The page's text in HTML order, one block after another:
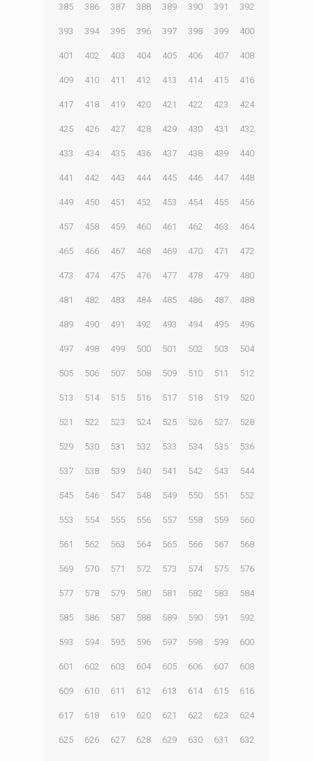
385 386 387 388 389 390 391 392
393 394 395 396 397 398 399 400
401 402 403 404 405 406 407 408
409 410 411 412 413 414 415 416
417 418 419 420 421 422 423 424
425 426 427 428 429 430 431 432
433 434 435 436 437 438 439 440
441 442 443 444 445 446 447 448
449 450 451 452 453 454 455 456
457 458 459 460 461 462 463 464
465 466 467 468 469 470 471 472
473 474 475 476 477 478 479 480
481 482 483 484 485 486 487 488
489 490 491 492 493 494 495 496
497 498 499 500 501 502 503 504
505 506 507 508 509 510 511 512
513 514 515 516 517 518 519 520
521 522 523 524 525 526 527 528
529 530 531 532 533 534 535 536
537 538 539 540 541 542 543 544
545 546 547 548 549 550 551 552
553 554 555 556 557 558 559 560
561 562 563 564 565 566 567 568
569 570 571 572 573 574 575 576
577 578 579 580 581 582 583 584
585 586 587 588 589 590 591 592
593 594 595 596 597 598 599 600
601 602 603 604 605 606 607 608
609 610 611 612 613 614 615 616
617 618 619 620 621 622 623 624
625 626 627 628 629 630 631 632